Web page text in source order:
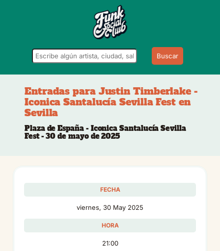
Buscar
Entradas para Justin Timberlake -
Iconica Santalucía Sevilla Fest en
Sevilla
Plaza de España - Iconica Santalucía Sevilla
Fest - 30 de mayo de 2025
FECHA
viernes, 30 May 2025
HORA
21:00